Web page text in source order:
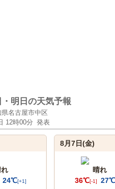
・明日の天気予報
名古屋市中区
12時00分 発表
24℃[+1]
8月7日(金)
晴れ
36℃[-1]